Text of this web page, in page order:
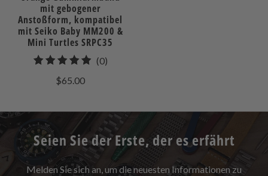
mit gebogener
Anstoßform, kompatibel
mit Seiko Baby MM200 &
Mini Turtles SRPC35
(0)0
$65.00
Seien Sie der Erste, der es erfährt
Melden Sie sich an, um die neuesten Informationen zu